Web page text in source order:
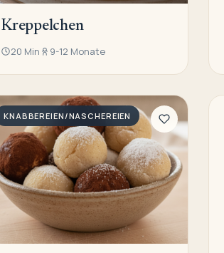
Kreppelchen
20 Min 9-12 Monate
KNABBEREIEN/NASCHEREIEN